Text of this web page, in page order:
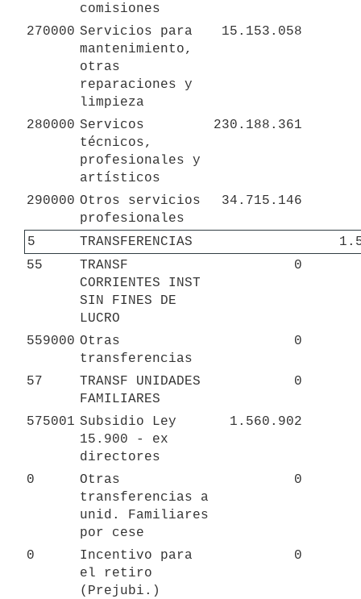
comisiones
270000 Servicios para
mantenimiento,
otras
reparaciones y
limpieza
15.153.058
280000 Servicos
técnicos,
profesionales y
artísticos
230.188.361
290000 Otros servicios
profesionales
34.715.146
5 TRANSFERENCIAS
55
TRANSF
CORRIENTES INST
SIN FINES DE
LUCRO
0
559000 Otras
transferencias
0
57
TRANSF UNIDADES
FAMILIARES
0
575001 Subsidio Ley
15.900 - ex
directores
1.560.902
0
Otras
transferencias a
unid. Familiares
por cese
0
0
Incentivo para
el retiro
(Prejubi.)
0